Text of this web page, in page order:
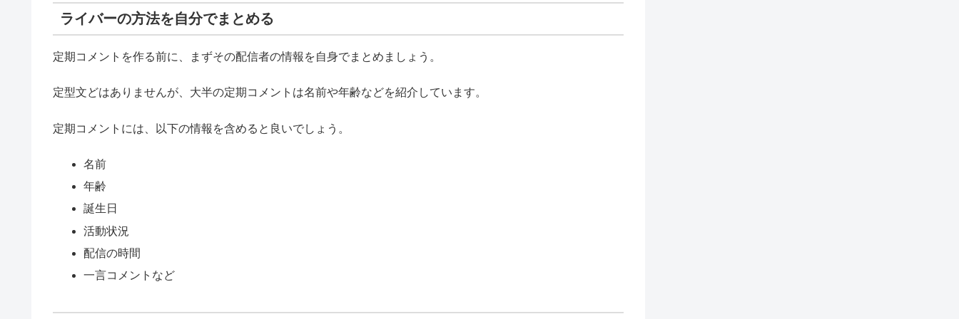
ライバーの方法を自分でまとめる
定期コメントを作る前に、まずその配信者の情報を自身でまとめましょう。
定型文どはありませんが、大半の定期コメントは名前や年齢などを紹介しています。
定期コメントには、以下の情報を含めると良いでしょう。
名前
年齢
誕生日
活動状況
配信の時間
一言コメントなど